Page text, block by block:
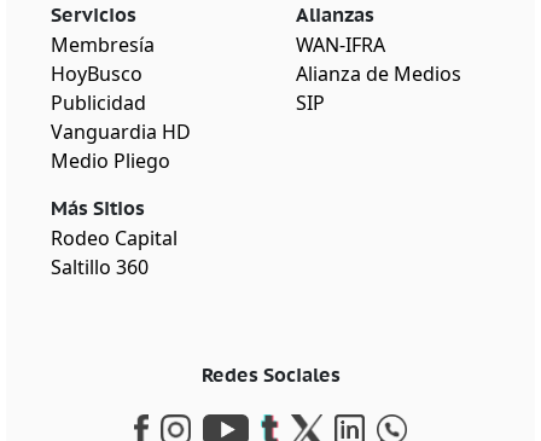
Servicios
Membresía
HoyBusco
Publicidad
Vanguardia HD
Medio Pliego
Más Sitios
Rodeo Capital
Saltillo 360
Alianzas
WAN-IFRA
Alianza de Medios
SIP
Redes Sociales